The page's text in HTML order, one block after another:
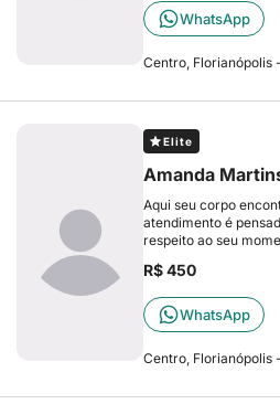
WhatsApp
Centro, Florianópolis
Elite
Amanda
Aqui seu corpo
atendimento é
respeito ao seu
R$ 450
WhatsApp
Centro, Florianópolis